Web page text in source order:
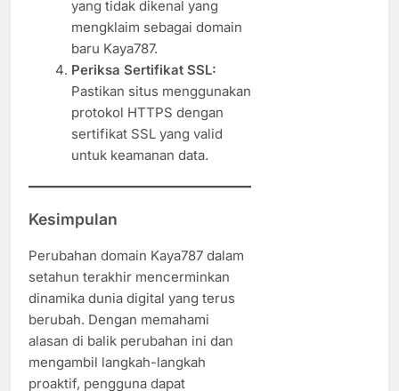
yang tidak dikenal yang
mengklaim sebagai domain
baru Kaya787.
Periksa Sertifikat SSL:
Pastikan situs menggunakan
protokol HTTPS dengan
sertifikat SSL yang valid
untuk keamanan data.
Kesimpulan
Perubahan domain Kaya787 dalam
setahun terakhir mencerminkan
dinamika dunia digital yang terus
berubah. Dengan memahami
alasan di balik perubahan ini dan
mengambil langkah-langkah
proaktif, pengguna dapat